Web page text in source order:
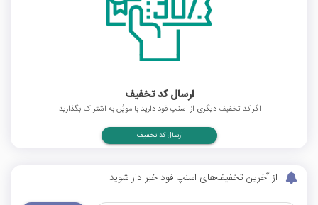
ارسال کد تخفیف
اگر کد تخفیف دیگری از اسنپ فود دارید با موپُن به اشتراک بگذارید.
ارسال کد تخفیف
از آخرین تخفیف‌های اسنپ فود خبر دار شوید